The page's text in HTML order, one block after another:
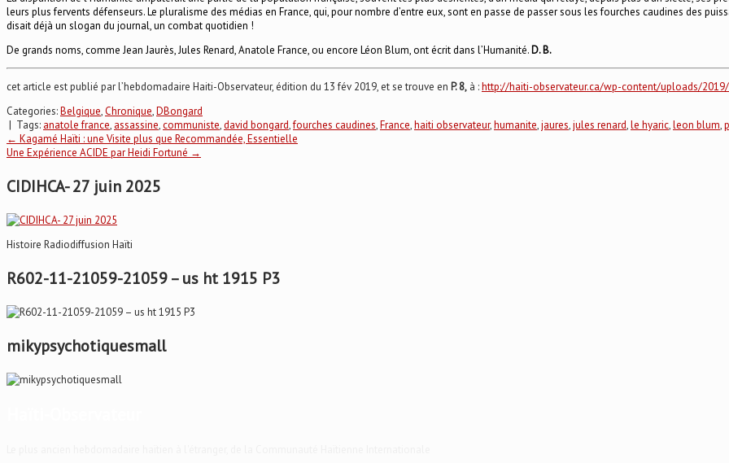
leurs plus fervents défenseurs. Le pluralisme des médias en France, qui, pour nombre d’entre eux, sont en passe de passer sous les fourches caudines des
disait déjà un slogan du journal, un combat quotidien !
De grands noms, comme Jean Jaurès, Jules Renard, Anatole France, ou encore Léon Blum, ont écrit dans l’Humanité. D. B.
cet article est publié par l’hebdomadaire Haiti-Observateur, édition du 13 fév 2019, et se trouve en P. 8, à :http://haiti-observateur.ca/wp-content/uploads/
Categories:Belgique,Chronique,DBongard
| Tags: anatole france, assassine,communiste,david bongard,fourches caudines,France,haiti observateur,humanite,jaures,jules renard,le hyaric,leon blum,
Post
navigation
← Kagamé Haïti : une Visite plus que Recommandée, Essentielle
Une Expérience ACIDE par Heidi Fortuné →
CIDIHCA- 27 juin 2025
Histoire Radiodiffusion Haïti
R602-11-21059-21059 – us ht 1915 P3
mikypsychotiquesmall